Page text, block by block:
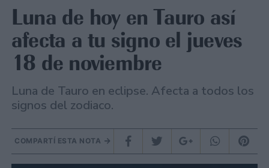
Luna de hoy en Tauro así
afecta a tu signo el jueves
18 de noviembre
Luna de Tauro en eclipse. Afecta a todos los
signos del zodiaco.
COMPARTÍ ESTA NOTA